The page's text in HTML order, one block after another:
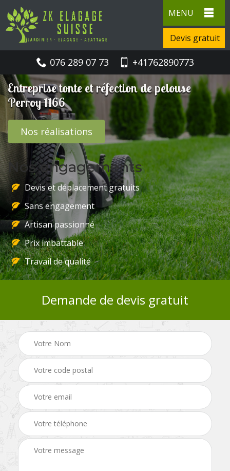
MENU
Devis gratuit
076 289 07 73 +41762890773
Entreprise tonte et réfection de pelouse
Perroy 1166
Nos réalisations
Nos engagements
Devis et déplacement gratuits
Sans engagement
Artisan passionné
Prix imbattable
Travail de qualité
Demande de devis gratuit